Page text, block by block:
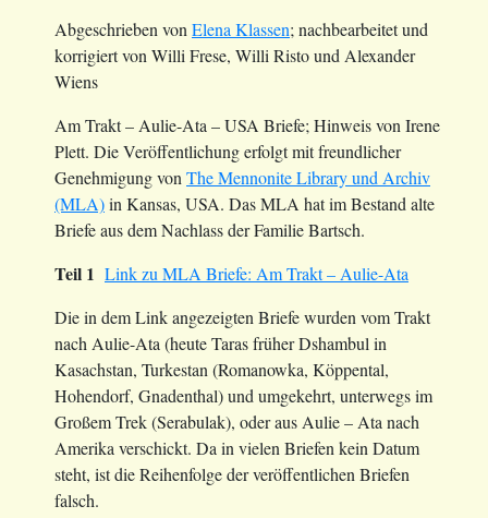
Abgeschrieben von Elena Klassen; nachbearbeitet und
korrigiert von Willi Frese, Willi Risto und Alexander
Wiens
Am Trakt – Aulie-Ata – USA Briefe; Hinweis von Irene
Plett. Die Veröffentlichung erfolgt mit freundlicher
Genehmigung von The Mennonite Library und Archiv
(MLA)in Kansas, USA. Das MLA hat im Bestand alte
Briefe aus dem Nachlass der Familie Bartsch.
Teil 1 Link zu MLA Briefe: Am Trakt – Aulie-Ata
Die in dem Link angezeigten Briefe wurden vom Trakt
nach Aulie-Ata (heute Taras früher Dshambul in
Kasachstan, Turkestan (Romanowka, Köppental,
Hohendorf, Gnadenthal) und umgekehrt, unterwegs im
Großem Trek (Serabulak), oder aus Aulie – Ata nach
Amerika verschickt. Da in vielen Briefen kein Datum
steht, ist die Reihenfolge der veröffentlichen Briefen
falsch.